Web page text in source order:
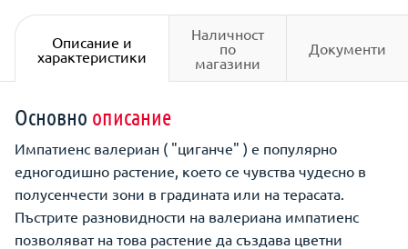
Описание и
характеристики
Наличност
по
магазини
Документи
Основно описание
Импатиенс валериан ( "циганче" ) е популярно
едногодишно растение, което се чувства чудесно в
полусенчести зони в градината или на терасата.
Пъстрите разновидности на валериана импатиенс
позволяват на това растение да създава цветни